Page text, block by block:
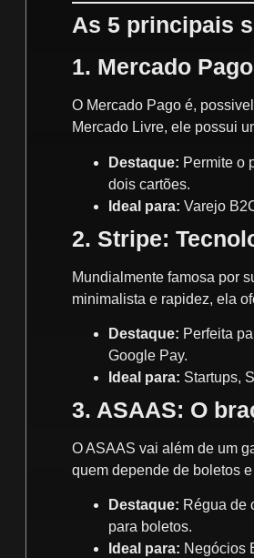
As 5 principais
1. Mercado
O Mercado Pago é,
Mercado Livre, ele possui
Destaque: Permite o
dois cartões.
Ideal para: Varejo
2. Stripe:
Mundialmente famosa por
minimalista e rapidez, ela
Destaque: Perfeita
Google Pay.
Ideal para: Startups,
3. ASAAS: O
O ASAAS vai além de um
quem depende de boletos
Destaque: Régua de
para boletos.
Ideal para: Negócios